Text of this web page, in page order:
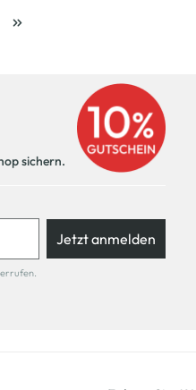
sichern.
Jetzt anmelden